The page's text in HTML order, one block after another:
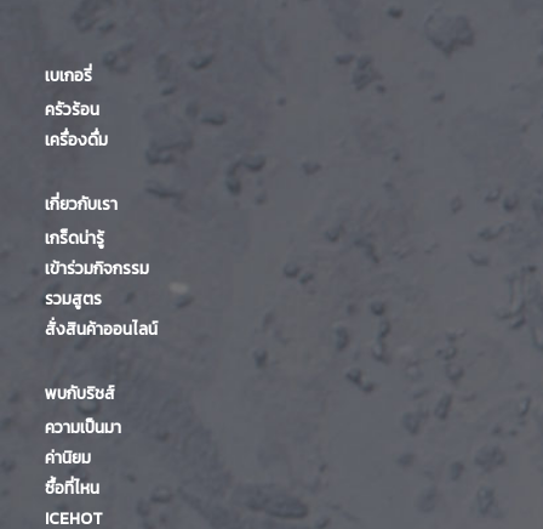
เบเกอรี่
ครัวร้อน
เครื่องดื่ม
เกี่ยวกับเรา
เกร็ดน่ารู้
เข้าร่วมกิจกรรม
รวมสูตร
สั่งสินค้าออนไลน์
พบกับริชส์
ความเป็นมา
ค่านิยม
ซื้อที่ไหน
ICEHOT